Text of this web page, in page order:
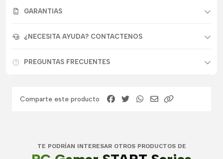
GARANTIAS
¿NECESITA AYUDA? CONTACTENOS
PREGUNTAS FRECUENTES
Comparte este producto
TE PODRÍAN INTERESAR OTROS PRODUCTOS DE